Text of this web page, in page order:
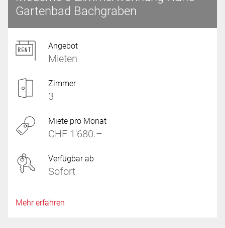
Gartenbad Bachgraben
Angebot
Mieten
Zimmer
3
Miete pro Monat
CHF 1'680.–
Verfügbar ab
Sofort
Mehr erfahren